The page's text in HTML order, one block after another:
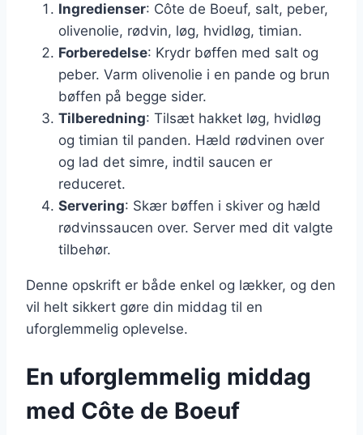
Ingredienser: Côte de Boeuf, salt, peber,
olivenolie, rødvin, løg, hvidløg, timian.
Forberedelse: Krydr bøffen med salt og
peber. Varm olivenolie i en pande og brun
bøffen på begge sider.
Tilberedning: Tilsæt hakket løg, hvidløg
og timian til panden. Hæld rødvinen over
og lad det simre, indtil saucen er
reduceret.
Servering: Skær bøffen i skiver og hæld
rødvinssaucen over. Server med dit valgte
tilbehør.
Denne opskrift er både enkel og lækker, og den
vil helt sikkert gøre din middag til en
uforglemmelig oplevelse.
En uforglemmelig middag
med Côte de Boeuf